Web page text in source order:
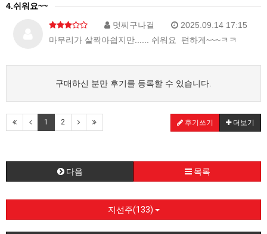
4.쉬워요~~
멋찌구나걸
2025.09.14 17:15
마무리가 살짝아쉽지만...... 쉬워요 편하게~~~ㅋㅋ
구매하신 분만 후기를 등록할 수 있습니다.
1 2 후기쓰기 더보기
다음 목록
지선주(133)